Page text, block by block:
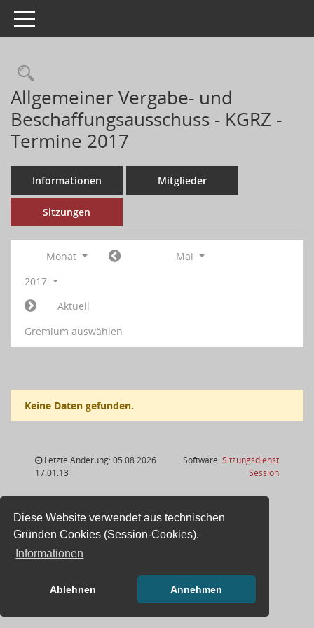
Diese Website verwendet aus technischen
Gründen Cookies (Session-Cookies).
Informationen
Ablehnen Annehmen
Toggle navigation
Allgemeiner Vergabe- und
Beschaffungsausschuss - KGRZ -
Termine 2017
Informationen Mitglieder
Sitzungen
Monat
Mai
2017
Aktuell
Gremium auswählen
Keine Daten gefunden.
Letzte Änderung: 05.08.2026
17:01:13
Software:Sitzungsdienst
Session(Wird in